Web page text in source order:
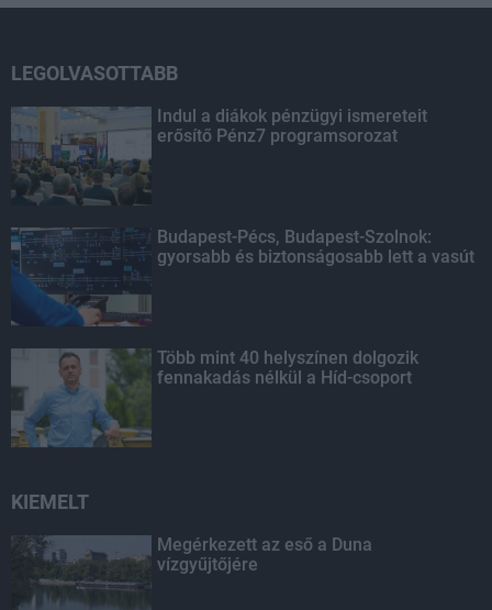
LEGOLVASOTTABB
Indul a diákok pénzügyi ismereteit
erősítő Pénz7 programsorozat
Budapest-Pécs, Budapest-Szolnok:
gyorsabb és biztonságosabb lett a vasút
Több mint 40 helyszínen dolgozik
fennakadás nélkül a Híd-csoport
KIEMELT
Megérkezett az eső a Duna
vízgyűjtőjére